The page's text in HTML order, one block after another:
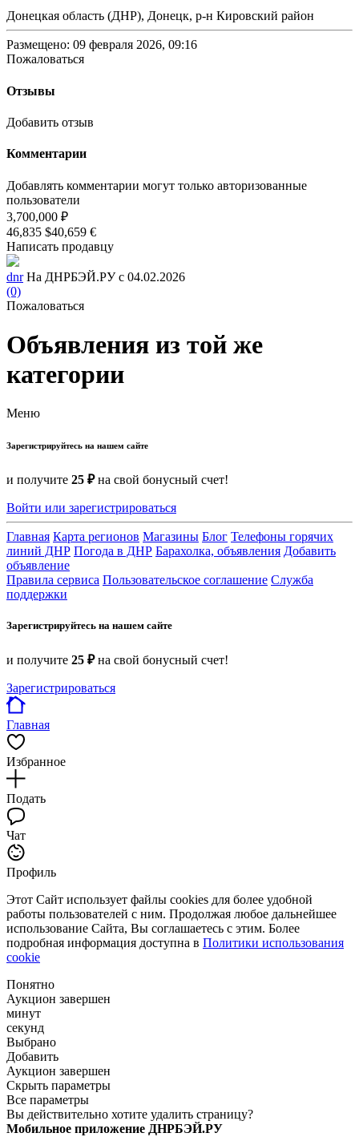
Донецкая область (ДНР), Донецк, р-н Кировский район
Размещено: 09 февраля 2026, 09:16
Пожаловаться
Отзывы
Добавить отзыв
Комментарии
Добавлять комментарии могут только авторизованные
пользователи
3,700,000 ₽
46,835 $40,659 €
Написать продавцу
dnr На ДНРБЭЙ.РУ с 04.02.2026
(0)
Пожаловаться
Объявления из той же
категории
Меню
Зарегистрируйтесь на нашем сайте
и получите 25 ₽на свой бонусный счет!
Войти или зарегистрироваться
Главная Карта регионов Магазины Блог Телефоны горячих
линий ДНР Погода в ДНР Барахолка, объявления Добавить
объявление
Правила сервиса Пользовательское соглашение Служба
поддержки
Зарегистрируйтесь на нашем сайте
и получите 25 ₽на свой бонусный счет!
Зарегистрироваться
Главная
Избранное
Подать
Чат
Профиль
Этот Сайт использует файлы cookies для более удобной
работы пользователей с ним. Продолжая любое дальнейшее
использование Сайта, Вы соглашаетесь с этим. Более
подробная информация доступна в Политики использования
cookie
Понятно
Аукцион завершен
минут
секунд
Выбрано
Добавить
Аукцион завершен
Скрыть параметры
Все параметры
Вы действительно хотите удалить страницу?
Мобильное приложение ДНРБЭЙ.РУ